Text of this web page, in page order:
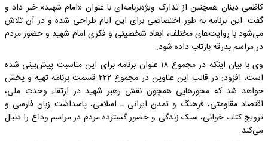
کاظمی دینان همچنین از تدارک ویژه‌برنامه‌ای با عنوان «امام شهید» خبر داد و
گفت: این برنامه به طور اختصاصی برای این ایام طراحی شده و در آن تلاش
می‌شود با روایت‌های مختلف، ابعاد شخصیتی و فکری امام شهید و حضور مردم
در مراسم بدرقه بازتاب داده شود.
وی با بیان اینکه در مجموع ۱۸ عنوان برنامه برای این مناسبت پیش‌بینی شده
است، افزود: در قالب این عناوین در مجموع ۲۲۲ قسمت برنامه تهیه و پخش
خواهد شد که محورهایی همچون نقش رهبر شهید در ارتقاء وحدت ملی،
اقتصاد مقاومتی، فرهنگ و تمدن ایرانی ـ اسلامی، پاسداشت زبان فارسی و
ترویج کتاب خوانی، سبک زندگی و حضور گسترده مردم در مراسم وداع را دنبال
می‌کند.